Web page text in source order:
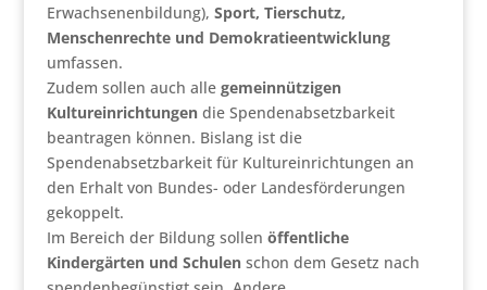
Erwachsenenbildung), Sport, Tierschutz,
Menschenrechte und Demokratieentwicklung
umfassen.
Zudem sollen auch alle gemeinnützigen
Kultureinrichtungendie Spendenabsetzbarkeit
beantragen können. Bislang ist die
Spendenabsetzbarkeit für Kultureinrichtungen an
den Erhalt von Bundes- oder Landesförderungen
gekoppelt.
Im Bereich der Bildung sollen öffentliche
Kindergärten und Schulenschon dem Gesetz nach